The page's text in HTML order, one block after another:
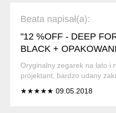
Beata napisał(a):
"12 %OFF - DEEP
BLACK +
Oryginalny zegarek na lato i
projektant, bardzo udany
★★★★★ 09.05.2018